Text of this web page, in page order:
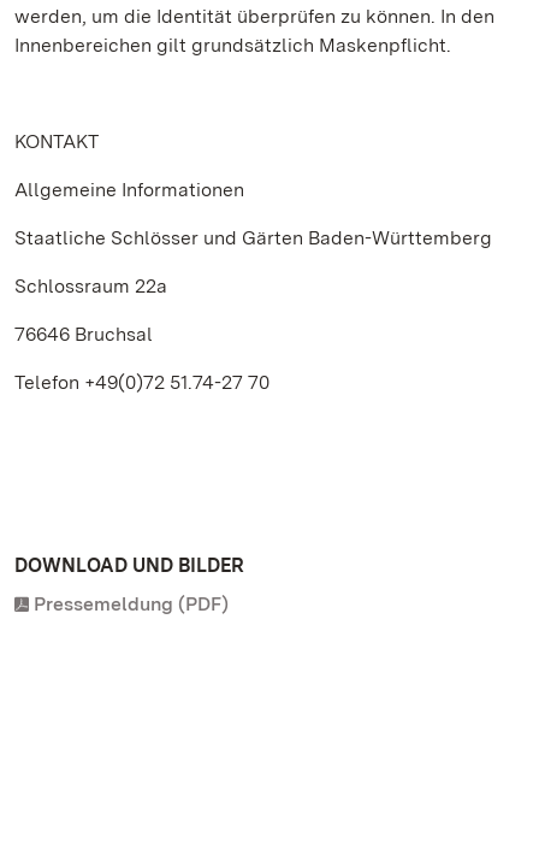
werden, um die Identität überprüfen zu können. In den
Innenbereichen gilt grundsätzlich Maskenpflicht.
KONTAKT
Allgemeine Informationen
Staatliche Schlösser und Gärten Baden-Württemberg
Schlossraum 22a
76646 Bruchsal
Telefon +49(0)72 51.74-27 70
DOWNLOAD UND BILDER
Pressemeldung (PDF)